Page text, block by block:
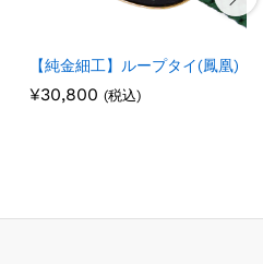
【純金細工】ループタイ(鳳凰)
¥30,800 (税込)